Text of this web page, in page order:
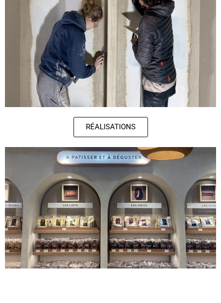
RÉALISATIONS